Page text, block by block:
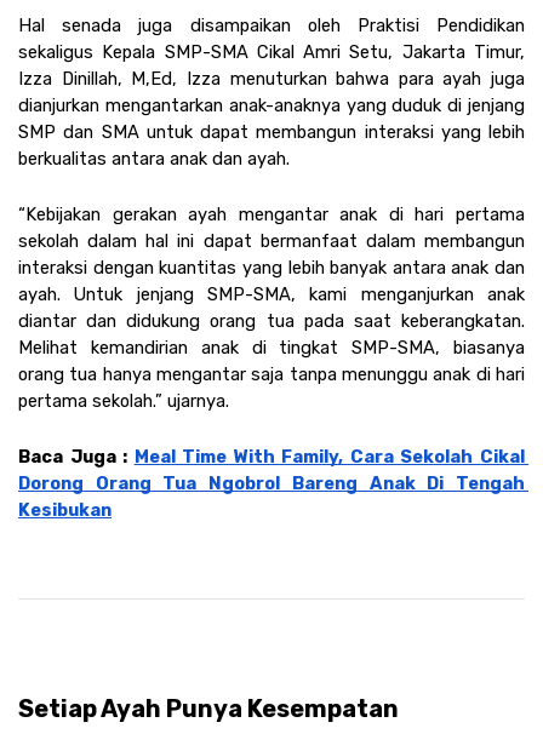
Hal senada juga disampaikan oleh Praktisi Pendidikan
sekaligus Kepala SMP-SMA Cikal Amri Setu, Jakarta Timur,
Izza Dinillah, M,Ed, Izza menuturkan bahwa para ayah juga
dianjurkan mengantarkan anak-anaknya yang duduk di jenjang
SMP dan SMA untuk dapat membangun interaksi yang lebih
berkualitas antara anak dan ayah.
“Kebijakan gerakan ayah mengantar anak di hari pertama
sekolah dalam hal ini dapat bermanfaat dalam membangun
interaksi dengan kuantitas yang lebih banyak antara anak dan
ayah. Untuk jenjang SMP-SMA, kami menganjurkan anak
diantar dan didukung orang tua pada saat keberangkatan.
Melihat kemandirian anak di tingkat SMP-SMA, biasanya
orang tua hanya mengantar saja tanpa menunggu anak di hari
pertama sekolah.” ujarnya.
Baca Juga : Meal Time With Family, Cara Sekolah Cikal
Dorong Orang Tua Ngobrol Bareng Anak Di Tengah
Kesibukan
Setiap Ayah Punya Kesempatan